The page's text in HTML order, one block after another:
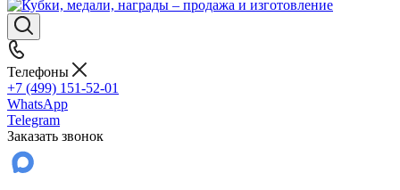
Телефоны
+7 (499) 151-52-01
WhatsApp
Telegram
Заказать звонок